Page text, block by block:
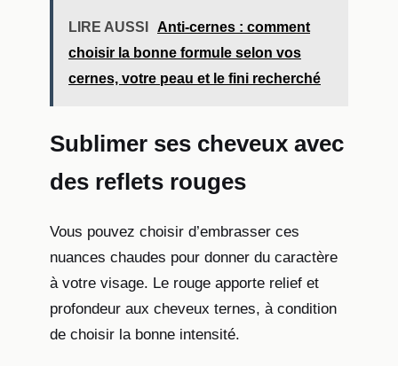
LIRE AUSSI
Anti-cernes : comment
choisir la bonne formule selon vos
cernes, votre peau et le fini recherché
Sublimer ses cheveux avec
des reflets rouges
Vous pouvez choisir d’embrasser ces
nuances chaudes pour donner du caractère
à votre visage. Le rouge apporte relief et
profondeur aux cheveux ternes, à condition
de choisir la bonne intensité.